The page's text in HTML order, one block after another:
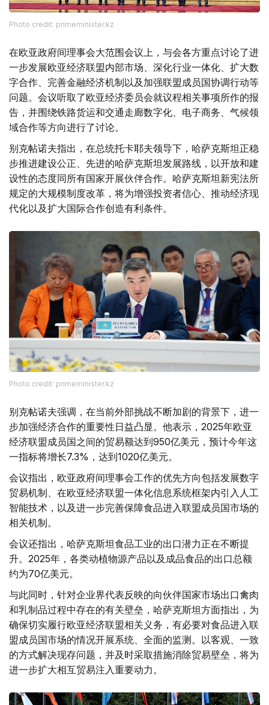
Photo credit: primeminister.kz
在欧亚政府间理事会大范围会议上，与会各方重点讨论了进
一步发展欧亚经济联盟内部市场、深化行业一体化、扩大数
字合作、完善金融经济机制以及加强联盟成员国协调行动等
问题。会议听取了欧亚经济委员会就议程相关事项所作的报
告，并围绕铁路货运和交通走廊数字化、电子商务、气候领
域合作等方向进行了讨论。
别克帖诺夫指出，在总统托卡耶夫领导下，哈萨克斯坦正稳
步推进建设公正、先进的哈萨克斯坦发展路线，以开放和建
设性的态度同所有国家开展伙伴合作。哈萨克斯坦新宪法所
规定的大规模制度改革，将为增强投资者信心、推动经济现
代化以及扩大国际合作创造有利条件。
Photo credit: primeminister.kz
别克帖诺夫强调，在当前外部挑战不断加剧的背景下，进一
步加强经济合作的重要性日益凸显。他表示，2025年欧亚
经济联盟成员国之间的贸易额达到950亿美元，预计今年这
一指标将增长7.3%，达到1020亿美元。
会议指出，欧亚政府间理事会工作的优先方向包括发展数字
贸易机制、在欧亚经济联盟一体化信息系统框架内引入人工
智能技术，以及进一步完善保障食品进入联盟成员国市场的
相关机制。
会议还指出，哈萨克斯坦食品工业的出口潜力正在不断提
升。2025年，各类动植物源产品以及成品食品的出口总额
约为70亿美元。
与此同时，针对企业界代表反映的向伙伴国家市场出口禽肉
和乳制品过程中存在的有关壁垒，哈萨克斯坦方面指出，为
确保切实履行欧亚经济联盟相关义务，有必要对食品进入联
盟成员国市场的情况开展系统、全面的监测。以客观、一致
的方式解决现存问题，并及时采取措施消除贸易壁垒，将为
进一步扩大相互贸易注入重要动力。